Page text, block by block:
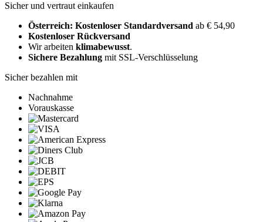
Sicher und vertraut einkaufen
Österreich: Kostenloser Standardversand ab € 54,90
Kostenloser Rückversand
Wir arbeiten klimabewusst.
Sichere Bezahlung mit SSL-Verschlüsselung
Sicher bezahlen mit
Nachnahme
Vorauskasse